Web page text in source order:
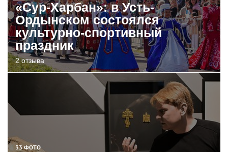
«Сур-Харбан»: в Усть-
Ордынском состоялся
культурно-спортивный
праздник
2 отзыва
33 ФОТО